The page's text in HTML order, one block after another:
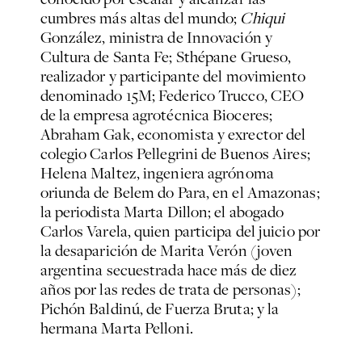
cumbres más altas del mundo; Chiqui
González, ministra de Innovación y
Cultura de Santa Fe; Sthépane Grueso,
realizador y participante del movimiento
denominado 15M; Federico Trucco, CEO
de la empresa agrotécnica Bioceres;
Abraham Gak, economista y exrector del
colegio Carlos Pellegrini de Buenos Aires;
Helena Maltez, ingeniera agrónoma
oriunda de Belem do Para, en el Amazonas;
la periodista Marta Dillon; el abogado
Carlos Varela, quien participa del juicio por
la desaparición de Marita Verón (joven
argentina secuestrada hace más de diez
años por las redes de trata de personas);
Pichón Baldinú, de Fuerza Bruta; y la
hermana Marta Pelloni.